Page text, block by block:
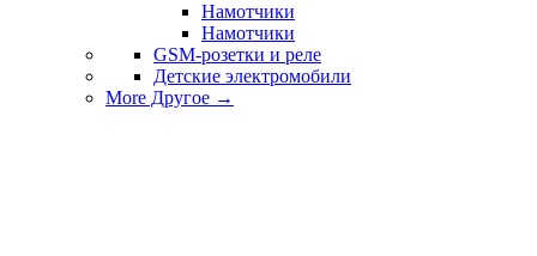
Намотчики
Намотчики
GSM-розетки и реле
Детские электромобили
More Другое →